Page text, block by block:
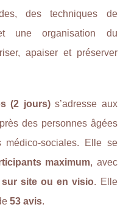
des techniques de
une organisation du
apaiser et préserver
(2 jours)s’adresse aux
des personnes âgées
médico-sociales. Elle se
maximum, avec
sur site ou en visio. Elle
53 avis.